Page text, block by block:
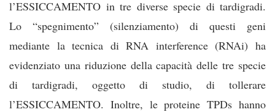
l’ESSICCAMENTO in tre diverse specie di tardigradi.
Lo “spegnimento” (silenziamento) di questi geni
mediante la tecnica di RNA interference (RNAi) ha
evidenziato una riduzione della capacità delle tre specie
di tardigradi, oggetto di studio, di tollerare
l’ESSICCAMENTO. Inoltre, le proteine TPDs hanno